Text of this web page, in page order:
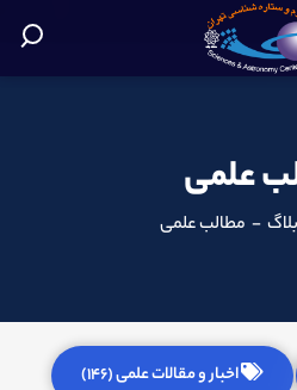
علمی
- مطالب علمی
اخبار و مقالات علمی (146)